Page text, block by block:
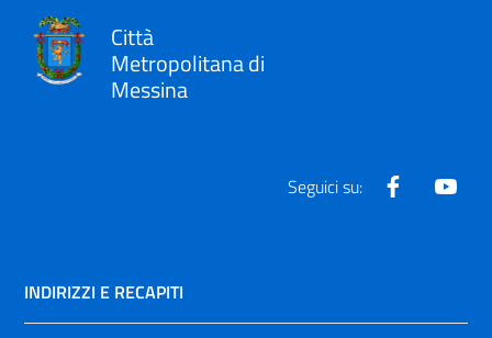
Città
Metropolitana di
Messina
Seguici su: Facebook
INDIRIZZI E RECAPITI